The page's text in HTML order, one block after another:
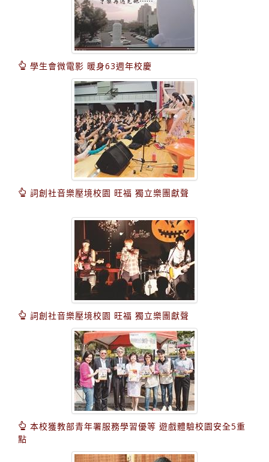
學生會微電影 暖身63週年校慶
詞創社音樂壓境校園 旺福 獨立樂團獻聲
詞創社音樂壓境校園 旺福 獨立樂團獻聲
本校獲教部青年署服務學習優等 遊戲體驗校園安全5重
點